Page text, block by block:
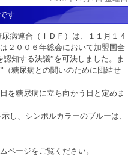
す
病連合（ＩＤＦ）は、１１月１４
２００６年総会において加盟国全
知する決議”を可決しました。ま
（糖尿病との闘いのために団結せ
を糖尿病に立ち向かう日と定めま
し、シンボルカラーのブルーは、
ページをご覧ください。